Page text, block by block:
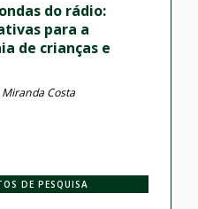
do rádio:
para a
de crianças e
Costa
DE PESQUISA